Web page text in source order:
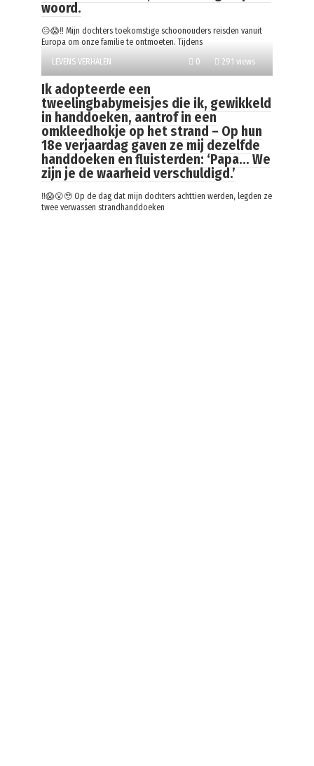
woord.
😐😱‼️ Mijn dochters toekomstige schoonouders reisden vanuit
Europa om onze familie te ontmoeten. Tijdens
LEVENS VERHALEN
0 291 views
Ik adopteerde een
tweelingbabymeisjes die ik, gewikkeld
in handdoeken, aantrof in een
omkleedhokje op het strand – Op hun
18e verjaardag gaven ze mij dezelfde
handdoeken en fluisterden: ‘Papa… We
zijn je de waarheid verschuldigd.’
‼️😱😮🥹 Op de dag dat mijn dochters achttien werden, legden ze
twee verwassen strandhanddoeken